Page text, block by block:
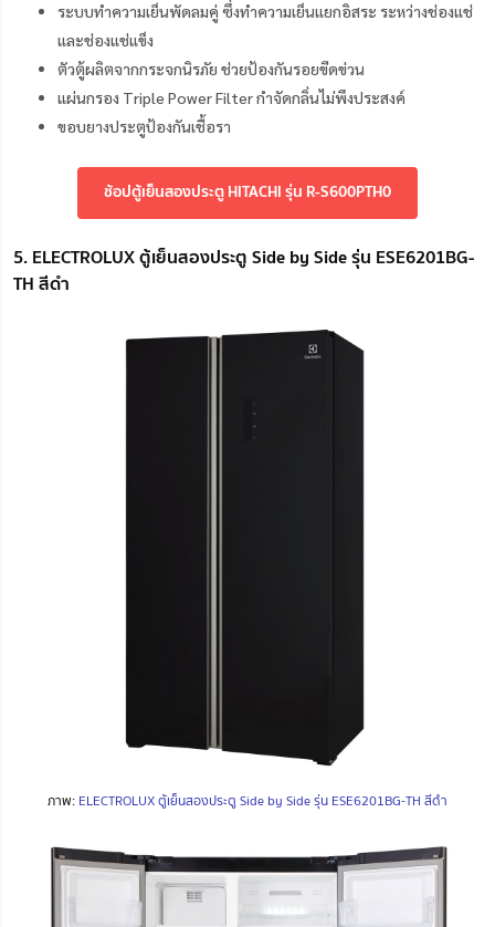
ระบบทำความเย็นพัดลมคู่ ซึ่งทำความเย็นแยกอิสระ ระหว่างช่องแช่
และช่องแช่แข็ง
ตัวตู้ผลิตจากกระจกนิรภัย ช่วยป้องกันรอยขีดข่วน
แผ่นกรอง Triple Power Filter กำจัดกลิ่นไม่พึงประสงค์
ขอบยางประตูป้องกันเชื้อรา
ช้อปตู้เย็นสองประตู HITACHI รุ่น R-S600PTH0
5. ELECTROLUX ตู้เย็นสองประตู Side by Side รุ่น ESE6201BG-
TH สีดำ
ภาพ: ELECTROLUX ตู้เย็นสองประตู Side by Side รุ่น ESE6201BG-TH สีดำ